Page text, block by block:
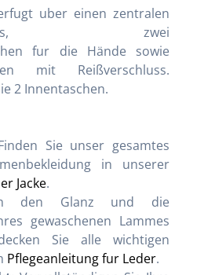
uber einen zentralen
zwei
fur die Hände sowie
mit Reißverschluss.
2 Innentaschen.
Sie unser gesamtes
in unserer
Jacke.
den Glanz und die
gewaschenen Lammes
Sie alle wichtigen
Pflegeanleitung fur Leder.